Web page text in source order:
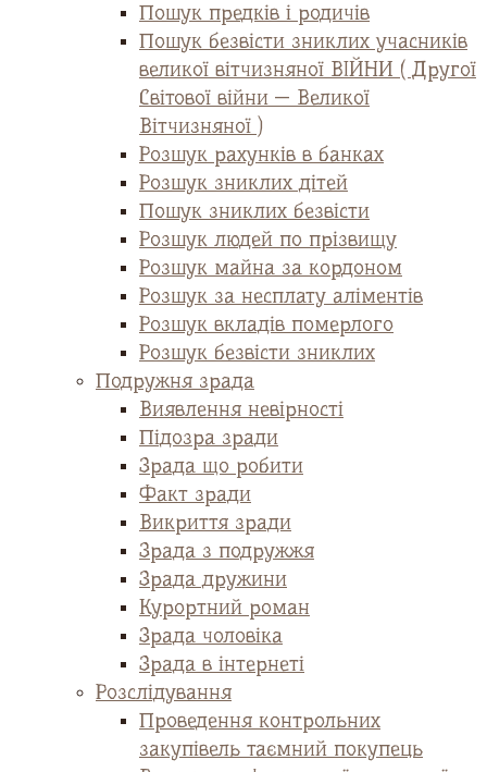
Пошук предків і родичів
Пошук безвісти зниклих учасників
великої вітчизняної ВІЙНИ ( Другої
Світової війни — Великої
Вітчизняної )
Розшук рахунків в банках
Розшук зниклих дітей
Пошук зниклих безвісти
Розшук людей по прізвищу
Розшук майна за кордоном
Розшук за несплату аліментів
Розшук вкладів померлого
Розшук безвісти зниклих
Подружня зрада
Виявлення невірності
Підозра зради
Зрада що робити
Факт зради
Викриття зради
Зрада з подружжя
Зрада дружини
Курортний роман
Зрада чоловіка
Зрада в інтернеті
Розслідування
Проведення контрольних
закупівель таємний покупець